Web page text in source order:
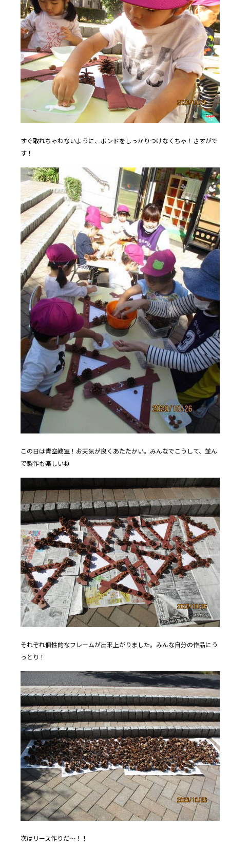
すぐ取れちゃわないように、ボンドをしっかりつけなくちゃ！さすがで
す！
この日は青空教室！お天気が良くあたたかい。みんなでこうして、並ん
で製作も楽しいね
それぞれ個性的なフレームが出来上がりました。みんな自分の作品にう
っとり！
次はリース作りだ～！！